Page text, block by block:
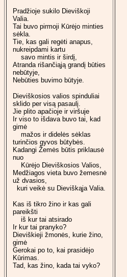
Pradžioje sukilo Dieviškoji
Valia.
Tai buvo pirmoji Kūrėjo minties
sėkla.
Tie, kas gali regėti anapus,
nukreipdami kartu
savo mintis ir širdį,
Atranda rišančiąją grandį būties
nebūtyje,
Nebūties buvimo būtyje.
Dieviškosios valios spinduliai
sklido per visą pasaulį.
Jie plito apačioje ir viršuje
Ir viso to išdava buvo tai, kad
gimė
mažos ir didelės sėklas
turinčios gyvos būtybės.
Kadangi Žemės būtis priklausė
nuo
Kūrėjo Dieviškosios Valios,
Medžiagos vieta buvo žemesnė
už dvasios,
kuri veikė su Dieviškąja Valia.
Kas iš tikro žino ir kas gali
pareikšti
iš kur tai atsirado
Ir kur tai pranyko?
Dieviškieji žmonės, kurie žino,
gimė
Gerokai po to, kai prasidėjo
Kūrimas.
Tad, kas žino, kada tai vyko?